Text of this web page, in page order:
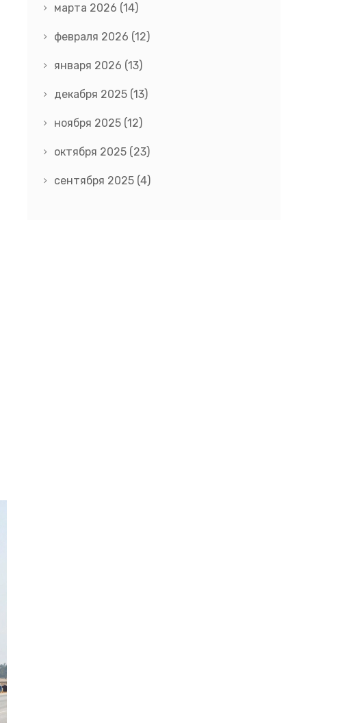
марта 2026 (14)
февраля 2026 (12)
января 2026 (13)
декабря 2025 (13)
ноября 2025 (12)
октября 2025 (23)
сентября 2025 (4)